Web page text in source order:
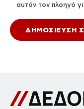
αυτόν τον πλοηγό